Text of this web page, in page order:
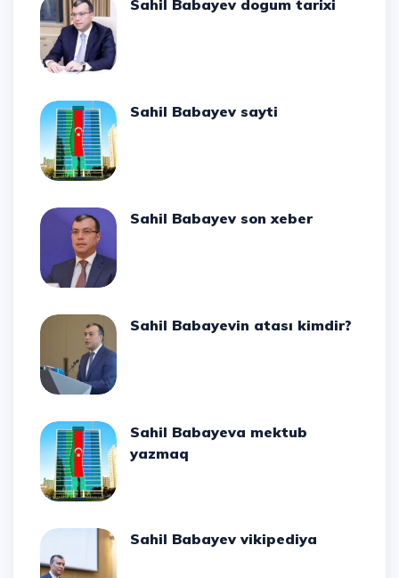
Sahil Babayev dogum tarixi
Sahil Babayev sayti
Sahil Babayev son xeber
Sahil Babayevin atası kimdir?
Sahil Babayeva mektub
yazmaq
Sahil Babayev vikipediya